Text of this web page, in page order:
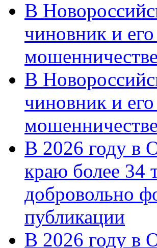
В
чиновник и
В
чиновник и
мошенничестве
В 2026 году в
краю более 34
добровольно
публикации
В 2026 году в